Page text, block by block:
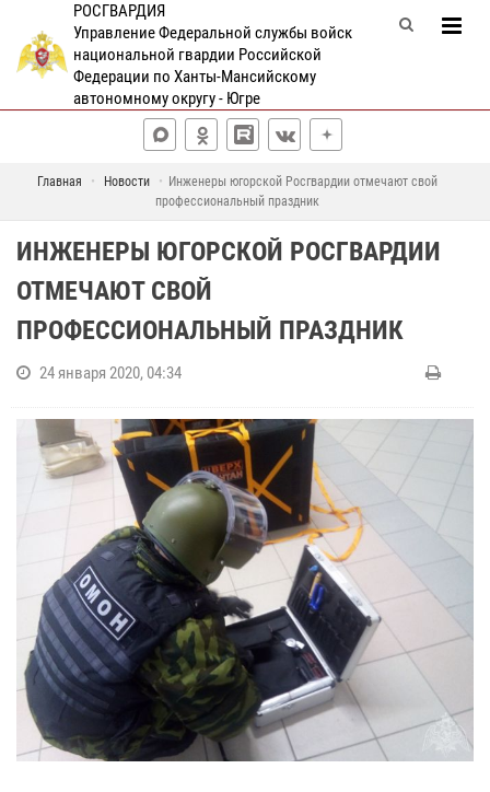
РОСГВАРДИЯ
Управление Федеральной службы войск
национальной гвардии Российской
Федерации по Ханты-Мансийскому
автономному округу - Югре
Главная Новости
Инженеры югорской Росгвардии отмечают свой
профессиональный праздник
ИНЖЕНЕРЫ ЮГОРСКОЙ РОСГВАРДИИ
ОТМЕЧАЮТ СВОЙ
ПРОФЕССИОНАЛЬНЫЙ ПРАЗДНИК
24 января 2020, 04:34